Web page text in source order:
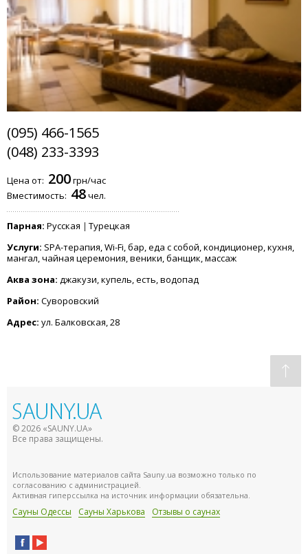
(095) 466-1565
(048) 233-3393
Цена от: 200грн/час
Вместимость: 48чел.
Парная: Русская
Турецкая
Услуги: SPA-терапия, Wi-Fi, бар, еда с собой, кондиционер, кухня,
мангал, чайная церемония, веники, банщик, массаж
Аква зона: джакузи, купель, есть, водопад
Район: Суворовский
Адрес: ул. Балковская, 28
© 2026 «SAUNY.UA»
Все права защищены.
Использование материалов сайта Sauny.ua возможно только по
согласованию с администрацией.
Активная гиперссылка на источник информации обязательна.
Сауны Одессы Сауны Харькова Отзывы о саунах